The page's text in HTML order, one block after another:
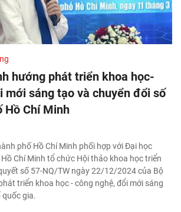
hướng phát triển khoa học-
mới sáng tạo và chuyển đổi số
Hồ Chí Minh
phố Hồ Chí Minh phối hợp với Đại học
Chí Minh tổ chức Hội thảo khoa học triển
số 57-NQ/TW ngày 22/12/2024 của Bộ
triển khoa học - công nghệ, đổi mới sáng
gia.